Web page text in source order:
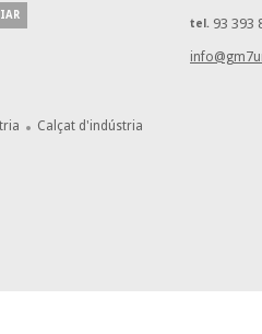
tel. 93 393
Calçat d'indústria